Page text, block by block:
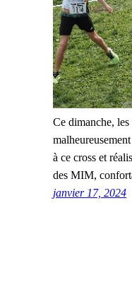
Ce dimanche,
à ce cross et
des MIM,
janvier 17, 2024